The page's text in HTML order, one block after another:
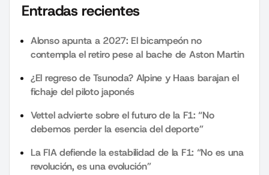
Entradas recientes
Alonso apunta a 2027: El bicampeón no
contempla el retiro pese al bache de Aston Martin
¿El regreso de Tsunoda? Alpine y Haas barajan el
fichaje del piloto japonés
Vettel advierte sobre el futuro de la F1: “No
debemos perder la esencia del deporte”
La FIA defiende la estabilidad de la F1: “No es una
revolución, es una evolución”